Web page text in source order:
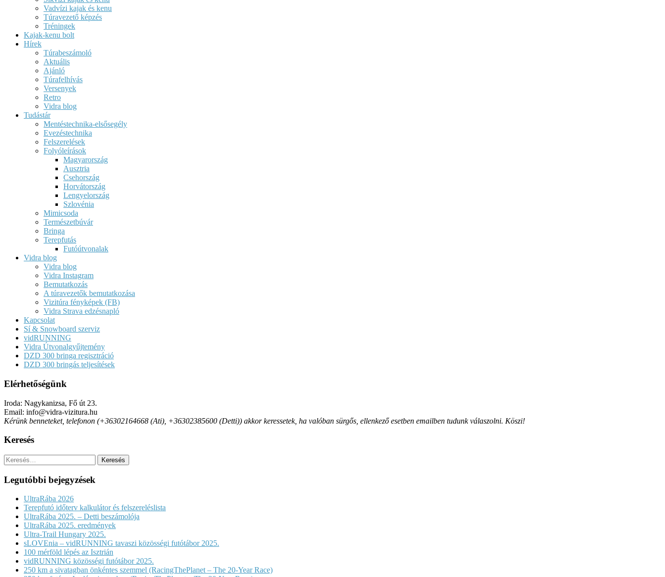
Vadvízi kajak és kenu
Túravezető képzés
Tréningek
Kajak-kenu bolt
Hírek
Túrabeszámoló
Aktuális
Ajánló
Túrafelhívás
Versenyek
Retro
Vidra blog
Tudástár
Mentéstechnika-elsősegély
Evezéstechnika
Felszerelések
Folyóleírások
Magyarország
Ausztria
Csehország
Horvátország
Lengyelország
Szlovénia
Mimicsoda
Természetbúvár
Bringa
Terepfutás
Futóútvonalak
Vidra blog
Vidra blog
Vidra Instagram
Bemutatkozás
A túravezetők bemutatkozása
Vizitúra fényképek (FB)
Vidra Strava edzésnapló
Kapcsolat
Sí & Snowboard szerviz
vidRUNNING
Vidra Útvonalgyűjtemény
DZD 300 bringa regisztráció
DZD 300 bringás teljesítések
Elérhetőségünk
Iroda: Nagykanizsa, Fő út 23.
Email: info@vidra-vizitura.hu
Kérünk benneteket, telefonon (+36302164668 (Ati), +36302385600 (Detti)) akkor keressetek, ha valóban sürgős, ellenkező esetben emailben tudunk válaszolni. Köszi!
Keresés
Keresés:
Legutóbbi bejegyzések
UltraRába 2026
Terepfutó időterv kalkulátor és felszereléslista
UltraRába 2025. – Detti beszámolója
UltraRába 2025. eredmények
Ultra-Trail Hungary 2025.
sLOVEnia – vidRUNNING tavaszi közösségi futótábor 2025.
100 mérföld lépés az Isztrián
vidRUNNING közösségi futótábor 2025.
250 km a sivatagban önkéntes szemmel (RacingThePlanet – The 20-Year Race)